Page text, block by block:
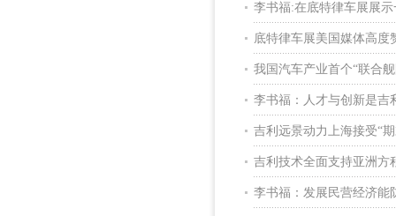
李书福:在底特律车展展
底特律车展美国媒体高度
我国汽车产业首个“联合
李书福：人才与创新是吉
吉利远景动力上海接受“
吉利技术全面支持亚洲方
李书福：发展民营经济能